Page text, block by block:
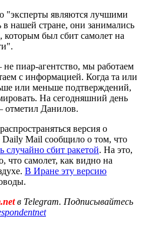
"эксперты являются лучшими
в нашей стране, они занимались
которым был сбит самолет на
пиар-агентство, мы работаем
с информацией. Когда та или
или меньше подтверждений,
На сегодняшний день
отметил Данилов.
версия о
Daily Mail сообщило о том, что
случайно сбит ракетой. На это,
что самолет, как видно на
В Иране эту версию
в Telegram. Подписывайтесь